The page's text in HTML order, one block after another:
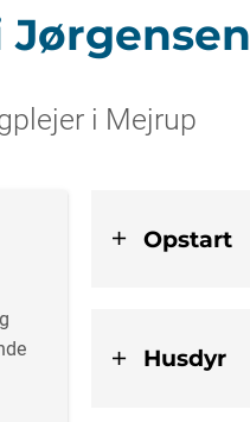
Jørgensen
i Mejrup
Opstart
Husdyr